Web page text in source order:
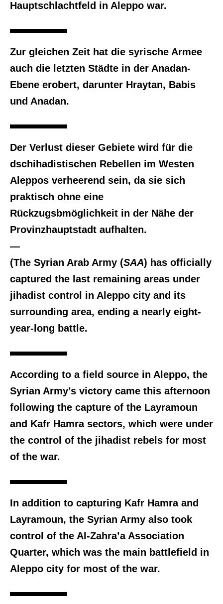
Hauptschlachtfeld in Aleppo war.
Zur gleichen Zeit hat die syrische Armee
auch die letzten Städte in der Anadan-
Ebene erobert, darunter Hraytan, Babis
und Anadan.
Der Verlust dieser Gebiete wird für die
dschihadistischen Rebellen im Westen
Aleppos verheerend sein, da sie sich
praktisch ohne eine
Rückzugsbmöglichkeit in der Nähe der
Provinzhauptstadt aufhalten.
—
(The Syrian Arab Army (SAA) has officially
captured the last remaining areas under
jihadist control in Aleppo city and its
surrounding area, ending a nearly eight-
year-long battle.
According to a field source in Aleppo, the
Syrian Army’s victory came this afternoon
following the capture of the Layramoun
and Kafr Hamra sectors, which were under
the control of the jihadist rebels for most
of the war.
In addition to capturing Kafr Hamra and
Layramoun, the Syrian Army also took
control of the Al-Zahra’a Association
Quarter, which was the main battlefield in
Aleppo city for most of the war.